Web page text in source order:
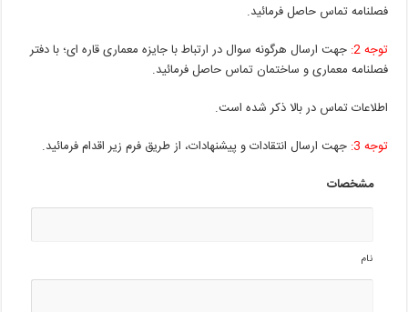
فصلنامه تماس حاصل فرمائید.
توجه 2:
جهت ارسال هرگونه سوال در ارتباط با جایزه معماری قاره ای؛ با دفتر
فصلنامه معماری و ساختمان تماس حاصل فرمائید.
اطلاعات تماس در بالا ذکر شده است.
توجه 3:
جهت ارسال انتقادات و پیشنهادات، از طریق فرم زیر اقدام فرمائید.
مشخصات
نام